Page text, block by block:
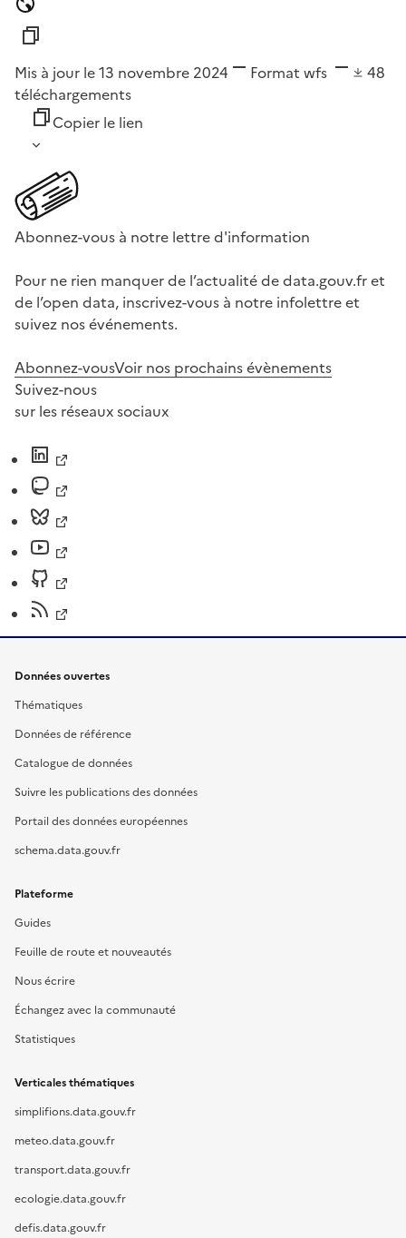
Mis à jour le 13 novembre 2024 Format wfs
48
téléchargements
Copier le lien
Abonnez-vous à notre lettre d'information
Pour ne rien manquer de l’actualité de data.gouv.fr et
de l’open data, inscrivez-vous à notre infolettre et
suivez nos événements.
Abonnez-vousVoir nos prochains évènements
Suivez-nous
sur les réseaux sociaux
Données ouvertes
Thématiques
Données de référence
Catalogue de données
Suivre les publications des données
Portail des données européennes
schema.data.gouv.fr
Plateforme
Guides
Feuille de route et nouveautés
Nous écrire
Échangez avec la communauté
Statistiques
Verticales thématiques
simplifions.data.gouv.fr
meteo.data.gouv.fr
transport.data.gouv.fr
ecologie.data.gouv.fr
defis.data.gouv.fr